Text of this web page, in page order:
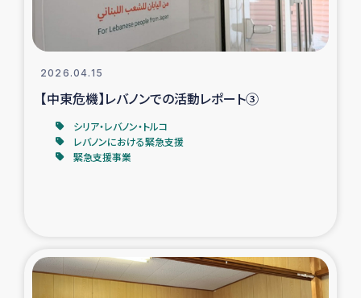
レバノンにおける緊急支援
レバノンでのシリア難民への教育支援事業
レバノンでのシリア難民・レバノン人への農業支援
海外ルーツの市民との共生
復興応援隊の活動
2026.04.15
【中東危機】レバノンでの活動レポート③
シリア・レバノン・トルコ
レバノンにおける緊急支援
緊急支援事業